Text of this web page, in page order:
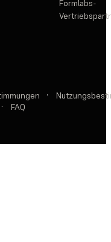
Formlabs-
·
· FAQ